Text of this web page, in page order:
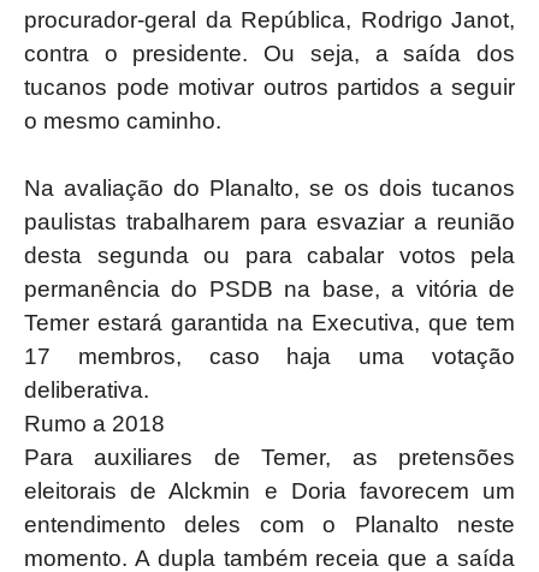
procurador-geral da República, Rodrigo Janot,
contra o presidente. Ou seja, a saída dos
tucanos pode motivar outros partidos a seguir
o mesmo caminho.
Na avaliação do Planalto, se os dois tucanos
paulistas trabalharem para esvaziar a reunião
desta segunda ou para cabalar votos pela
permanência do PSDB na base, a vitória de
Temer estará garantida na Executiva, que tem
17 membros, caso haja uma votação
deliberativa.
Rumo a 2018
Para auxiliares de Temer, as pretensões
eleitorais de Alckmin e Doria favorecem um
entendimento deles com o Planalto neste
momento. A dupla também receia que a saída